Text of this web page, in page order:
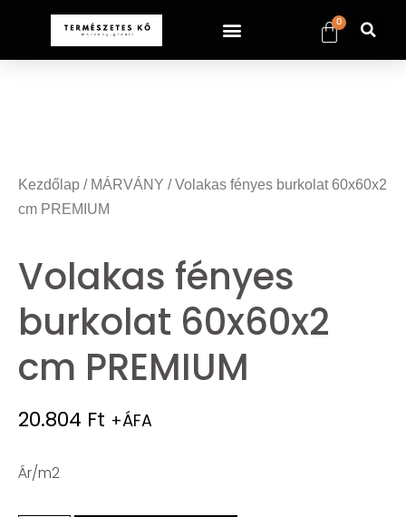
0
Kezdőlap / MÁRVÁNY / Volakas fényes burkolat 60x60x2
cm PREMIUM
Volakas fényes
burkolat 60x60x2
cm PREMIUM
20.804 Ft +ÁFA
Ár/m2